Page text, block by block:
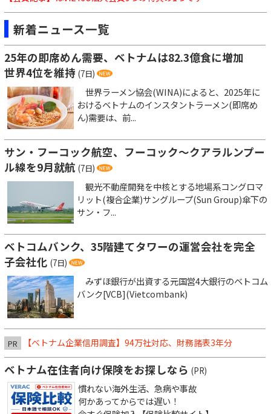
新着ニュース一覧
25年の即席めん需要、ベトナムは82.3億食に増加
世界4位を維持 (7日)
世界ラーメン協会(WINA)によると、2025年に
おけるベトナムのインスタントラーメン(即席め
ん)需要は、前...
サン・フーコック航空、フーコック～クアラルンプー
ル線を9月就航 (7日)
観光不動産開発を中核とする地場系コングロマ
リット(複合企業)サングループ(Sun Group)傘下の
サン・フ...
ベトコムバンク、35階建てタワーの運営会社を完全
子会社化 (7日)
みずほ銀行が出資する元国営4大銀行のベトコム
バンク[VCB](Vietcombank)
PR 【ベトナム企業信用調査】94万社対応、財務諸表3年分
ベトナム在住者向け保険をお探しなら (PR)
慣れない海外生活、急病や事故
何かあってからでは遅い！